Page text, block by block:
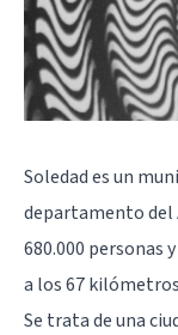
Soledad es un
departamento del
680.000 personas
a los 67
Se trata de una